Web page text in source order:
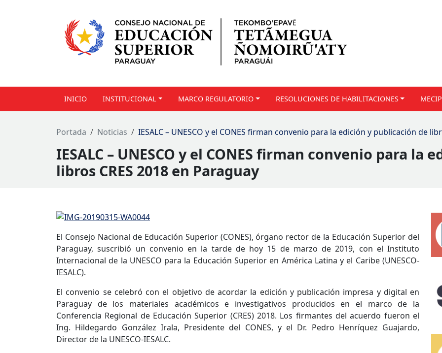
INICIO INSTITUCIONAL MARCO REGULATORIO RESOLUCIONES DE HABILITACIONES MECIP
Portada Noticias IESALC – UNESCO y el CONES firman convenio para la edición y publicación de
IESALC – UNESCO y el CONES firman convenio para la
libros CRES 2018 en Paraguay
El Consejo Nacional de Educación Superior (CONES), órgano rector de la Educación Superior del
Paraguay, suscribió un convenio en la tarde de hoy 15 de marzo de 2019, con el Instituto
Internacional de la UNESCO para la Educación Superior en América Latina y el Caribe (UNESCO-
IESALC).
El convenio se celebró con el objetivo de acordar la edición y publicación impresa y digital en
Paraguay de los materiales académicos e investigativos producidos en el marco de la
Conferencia Regional de Educación Superior (CRES) 2018. Los firmantes del acuerdo fueron el
Ing. Hildegardo González Irala, Presidente del CONES, y el Dr. Pedro Henríquez Guajardo,
Director de la UNESCO-IESALC.